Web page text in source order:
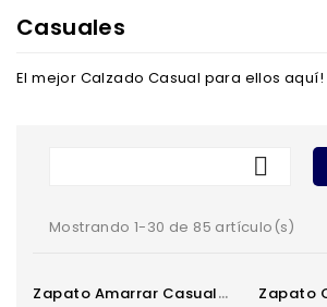
Casuales
El mejor Calzado Casual para ellos aquí!

Mostrando 1-30 de 85 artículo(s)
Zapato Amarrar Casual Para... Zapato